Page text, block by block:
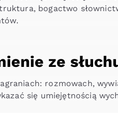
bogactwo
ze
rozmowach,
się umiejętnością